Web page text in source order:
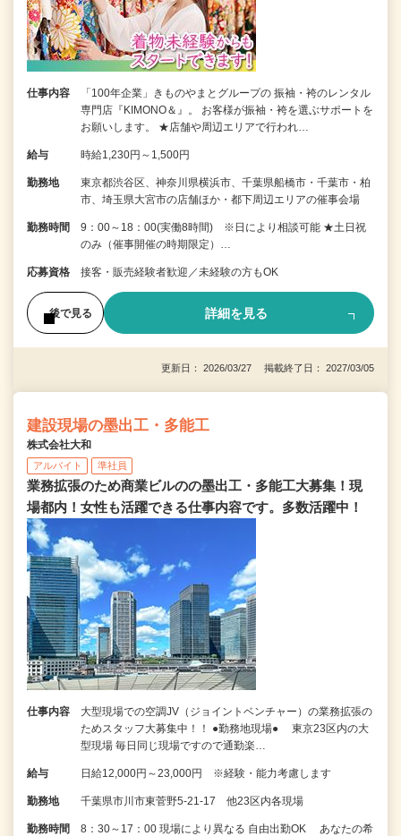
仕事内容
「100年企業」きものやまとグループの 振袖・袴のレンタル
専門店『KIMONO＆』。 お客様が振袖・袴を選ぶサポートを
お願いします。 ★店舗や周辺エリアで行われ…
給与 時給1,230円～1,500円
勤務地
東京都渋谷区、神奈川県横浜市、千葉県船橋市・千葉市・柏
市、埼玉県大宮市の店舗ほか・都下周辺エリアの催事会場
勤務時間
9：00～18：00(実働8時間) ※日により相談可能 ★土日祝
のみ（催事開催の時期限定）…
応募資格 接客・販売経験者歓迎／未経験の方もOK
後で見る 詳細を見る
更新日： 2026/03/27 掲載終了日： 2027/03/05
建設現場の墨出工・多能工
株式会社大和
アルバイト 準社員
業務拡張のため商業ビルのの墨出工・多能工大募集！現
場都内！女性も活躍できる仕事内容です。多数活躍中！
仕事内容
大型現場での空調JV（ジョイントベンチャー）の業務拡張の
ためスタッフ大募集中！！ ●勤務地現場● 東京23区内の大
型現場 毎日同じ現場ですので通勤楽…
給与 日給12,000円～23,000円 ※経験・能力考慮します
勤務地 千葉県市川市東菅野5-21-17 他23区内各現場
勤務時間
8：30～17：00 現場により異なる 自由出勤OK あなたの希